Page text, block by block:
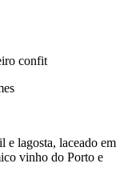
confit
e lagosta, laceado em
vinho do Porto e